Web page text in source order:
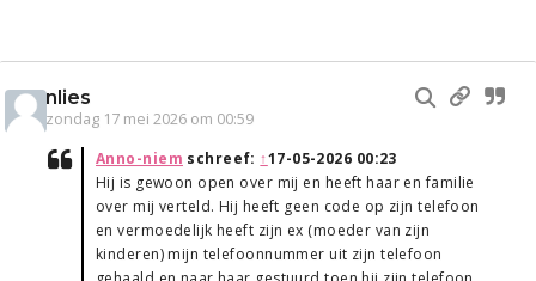
nlies
zondag 17 mei 2026 om 00:59
Anno-niem schreef: ↑17-05-2026 00:23
Hij is gewoon open over mij en heeft haar en familie
over mij verteld. Hij heeft geen code op zijn telefoon
en vermoedelijk heeft zijn ex (moeder van zijn
kinderen) mijn telefoonnummer uit zijn telefoon